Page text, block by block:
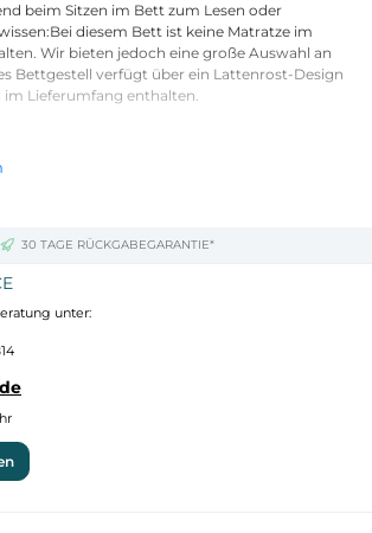
beim Sitzen im Bett zum Lesen oder
diesem Bett ist keine Matratze im
Wir bieten jedoch eine große Auswahl an
Bettgestell verfügt über ein Lattenrost-Design
im Lieferumfang enthalten.
Sperrholz
(Matratze ist nicht im Lieferumfang
200 cm (B x L) (5FT King Size)
30 TAGE RÜCKGABEGARANTIE*
unter: